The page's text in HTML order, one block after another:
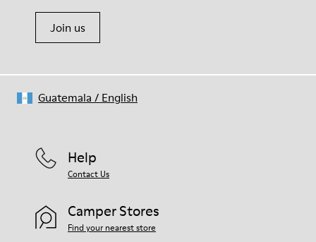
Join us
Help
Contact Us
Camper Stores
Find your nearest store
Guatemala / English